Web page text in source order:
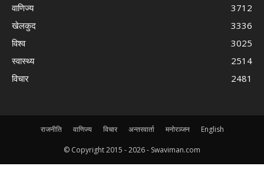
वाणिज्य
3712
खेलकुद
3336
विश्व
3025
स्वास्थ्य
2514
विचार
2481
राजनीति वाणिज्य विचार अन्तरवार्ता मनोरञ्जन English
© Copyright 2015 -2026 - Swaviman.com